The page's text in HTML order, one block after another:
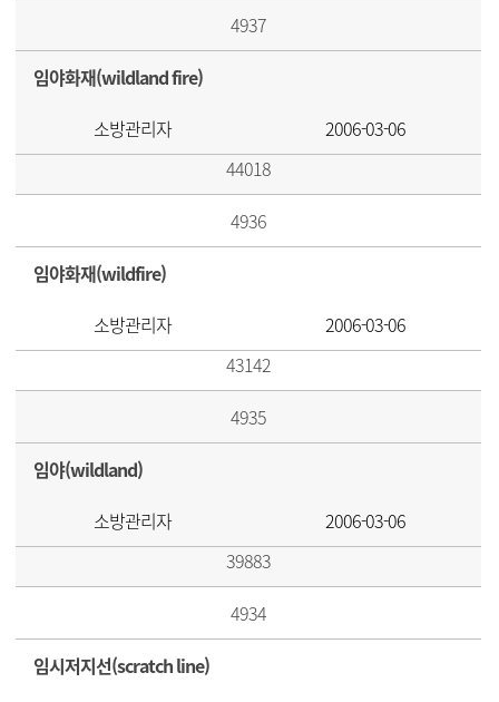
4937
임야화재(wildland fire)
소방관리자
2006-03-06
44018
4936
임야화재(wildfire)
소방관리자
2006-03-06
43142
4935
임야(wildland)
소방관리자
2006-03-06
39883
4934
임시저지선(scratch line)